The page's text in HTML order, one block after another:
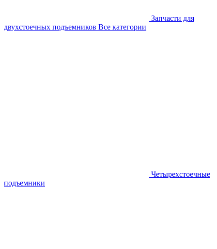
Запчасти для
двухстоечных подъемников Все категории
Четырехстоечные
подъемники